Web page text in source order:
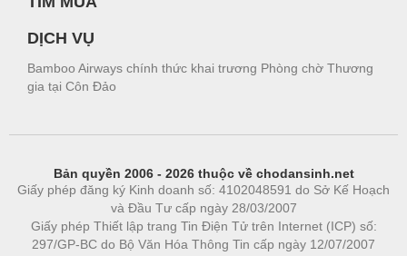
DỊCH VỤ
Bamboo Airways chính thức khai trương Phòng chờ Thương
gia tại Côn Đảo
Bản quyền 2006 - 2026 thuộc về chodansinh.net
Giấy phép đăng ký Kinh doanh số: 4102048591 do Sở Kế Hoạch
và Đầu Tư cấp ngày 28/03/2007
Giấy phép Thiết lập trang Tin Điện Tử trên Internet (ICP) số:
297/GP-BC do Bộ Văn Hóa Thông Tin cấp ngày 12/07/2007